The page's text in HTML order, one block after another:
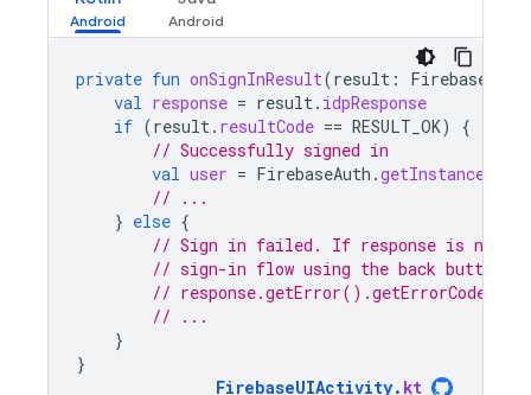
private fun onSignInResult(result :
val response = result. idpResponse
if (result. resultCode == RESULT_OK)
{
// Successfully signed in
val user = FirebaseAuth .getInstance
// ...
} else {
// Sign in failed. If response is null
// sign-in flow using the back button.
// response.getError().getErrorCode()
// ...
}
}
FirebaseUIActivity. kt